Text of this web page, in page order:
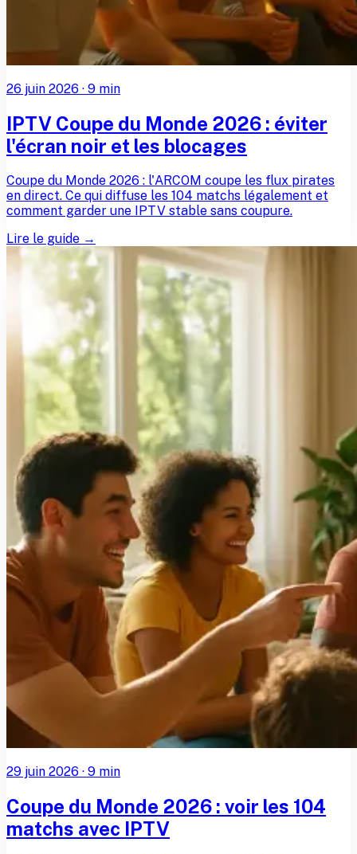
26 juin 2026 · 9 min
IPTV Coupe du Monde 2026 : éviter
l'écran noir et les blocages
Coupe du Monde 2026 : l'ARCOM coupe les flux pirates
en direct. Ce qui diffuse les 104 matchs légalement et
comment garder une IPTV stable sans coupure.
Lire le guide →
29 juin 2026 · 9 min
Coupe du Monde 2026 : voir les 104
matchs avec IPTV